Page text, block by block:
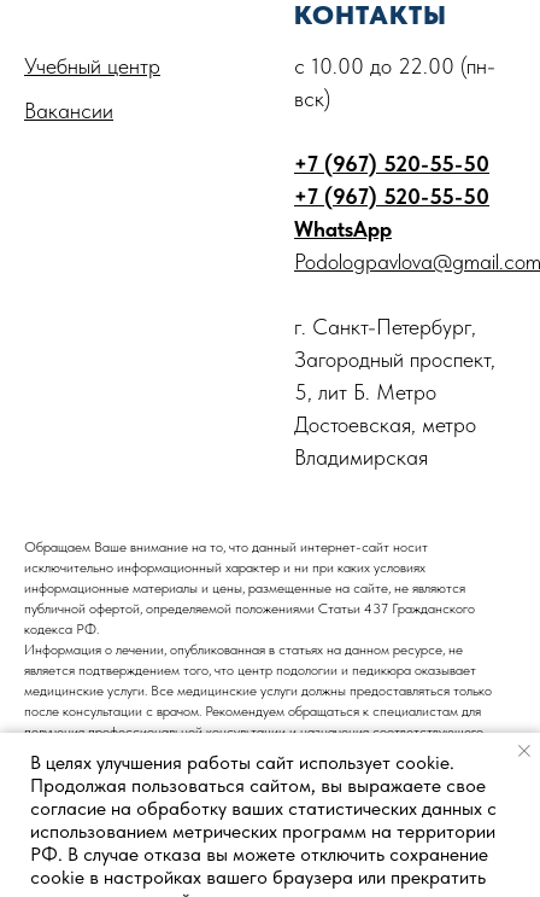
Учебный центр
Вакансии
КОНТАКТЫ
с 10.00 до 22.00 (пн-
вск)
+7 (967) 520-55-50
+7 (967) 520-55-50
WhatsApp
Podologpavlova@gmail.com
г. Санкт-Петербург,
Загородный проспект,
5, лит Б. Метро
Достоевская, метро
Владимирская
Обращаем Ваше внимание на то, что данный интернет-сайт носит
исключительно информационный характер и ни при каких условиях
информационные материалы и цены, размещенные на сайте, не являются
публичной офертой, определяемой положениями Статьи 437 Гражданского
кодекса РФ.
Информация о лечении, опубликованная в статьях на данном ресурсе, не
является подтверждением того, что центр подологии и педикюра оказывает
медицинские услуги. Все медицинские услуги должны предоставляться только
после консультации с врачом. Рекомендуем обращаться к специалистам для
получения профессиональной консультации и назначения соответствующего
лечения.
В целях улучшения работы сайт использует cookie.
Продолжая пользоваться сайтом, вы выражаете свое
согласие на обработку ваших статистических данных с
использованием метрических программ на территории
РФ. В случае отказа вы можете отключить сохранение
cookie в настройках вашего браузера или прекратить